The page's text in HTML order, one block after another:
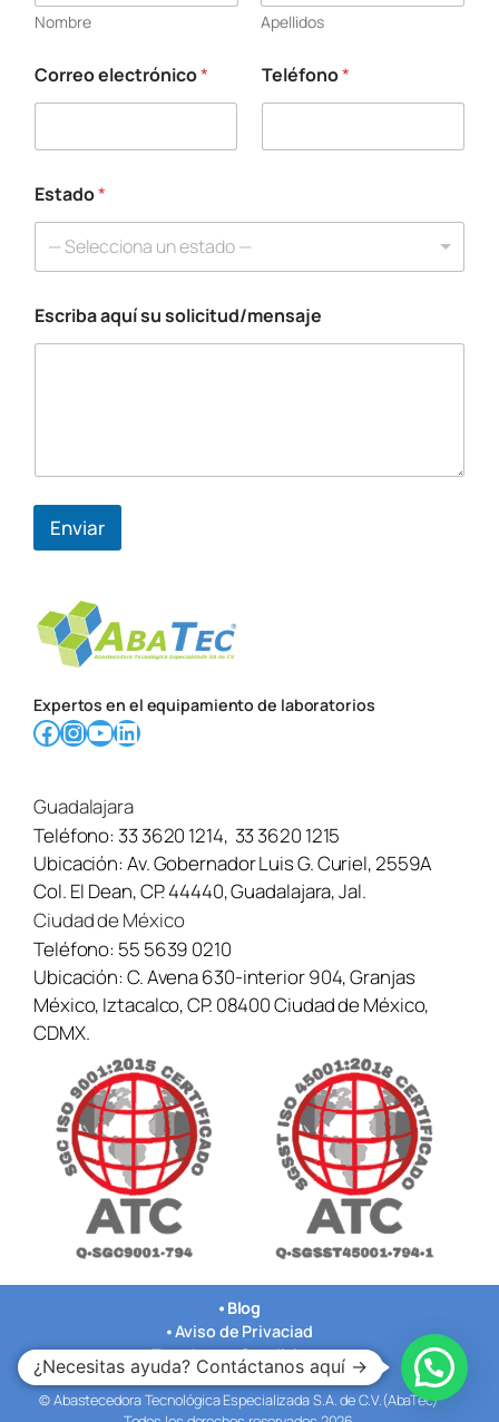
Nombre Apellidos
Correo electrónico* Teléfono*
Estado*
— Selecciona un estado —
Escriba aquí su solicitud/mensaje
Enviar
Expertos en el equipamiento de laboratorios
Facebook InstagramYouTube LinkedIn
Guadalajara
Teléfono:33 3620 1214, 33 3620 1215
Ubicación:Av. Gobernador Luis G. Curiel, 2559A
Col. El Dean, CP. 44440, Guadalajara, Jal.
Ciudad de México
Teléfono: 55 5639 0210
Ubicación:C. Avena 630-interior 904, Granjas
México, Iztacalco, CP. 08400 Ciudad de México,
CDMX.
• Blog
•Aviso de Privaciad
•Terminos y Condiciones
•Nuestras Oficinas
© Abastecedora Tecnológica Especializada S.A. de C.V.(AbaTec)
¿Necesitas ayuda? Contáctanos aquí →